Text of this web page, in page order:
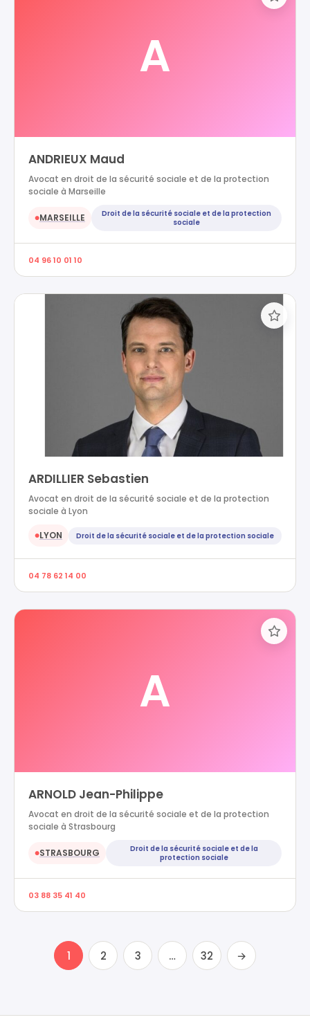
A
ANDRIEUX Maud
Avocat en droit de la sécurité sociale et de la protection
sociale à Marseille
●MARSEILLE
Droit de la sécurité sociale et de la protection
sociale
04 96 10 01 10
ARDILLIER Sebastien
Avocat en droit de la sécurité sociale et de la protection
sociale à Lyon
●LYON Droit de la sécurité sociale et de la protection sociale
04 78 62 14 00
A
ARNOLD Jean-Philippe
Avocat en droit de la sécurité sociale et de la protection
sociale à Strasbourg
●STRASBOURG
Droit de la sécurité sociale et de la
protection sociale
03 88 35 41 40
1 2 3 … 32 →